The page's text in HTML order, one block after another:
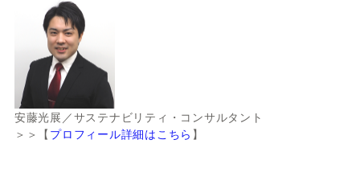
安藤光展／サステナビリティ・コンサルタント
＞＞【 プロフィール詳細はこちら 】